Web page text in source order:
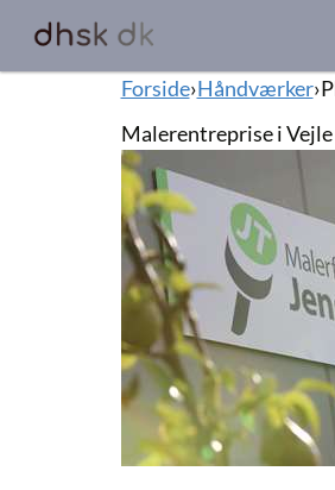
Forside›Håndværker›
Malerentreprise i